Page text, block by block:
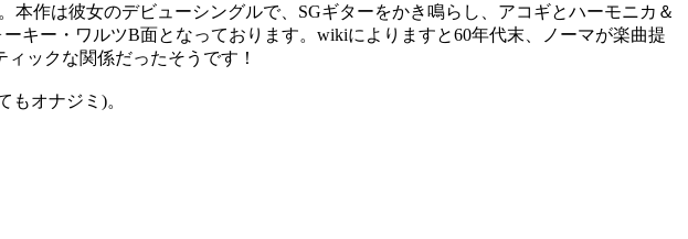
本作は彼女のデビューシングルで、SGギターをかき鳴らし、アコギとハーモニカ＆
キー・ワルツB面となっております。wikiによりますと60年代末、ノーマが楽曲提
ックな関係だったそうです！
もオナジミ)。